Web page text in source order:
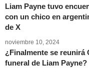
Liam Payne tuvo
con un chico en
de X
noviembre 10, 2024
¿Finalmente se reunirá
funeral de Liam Payne?